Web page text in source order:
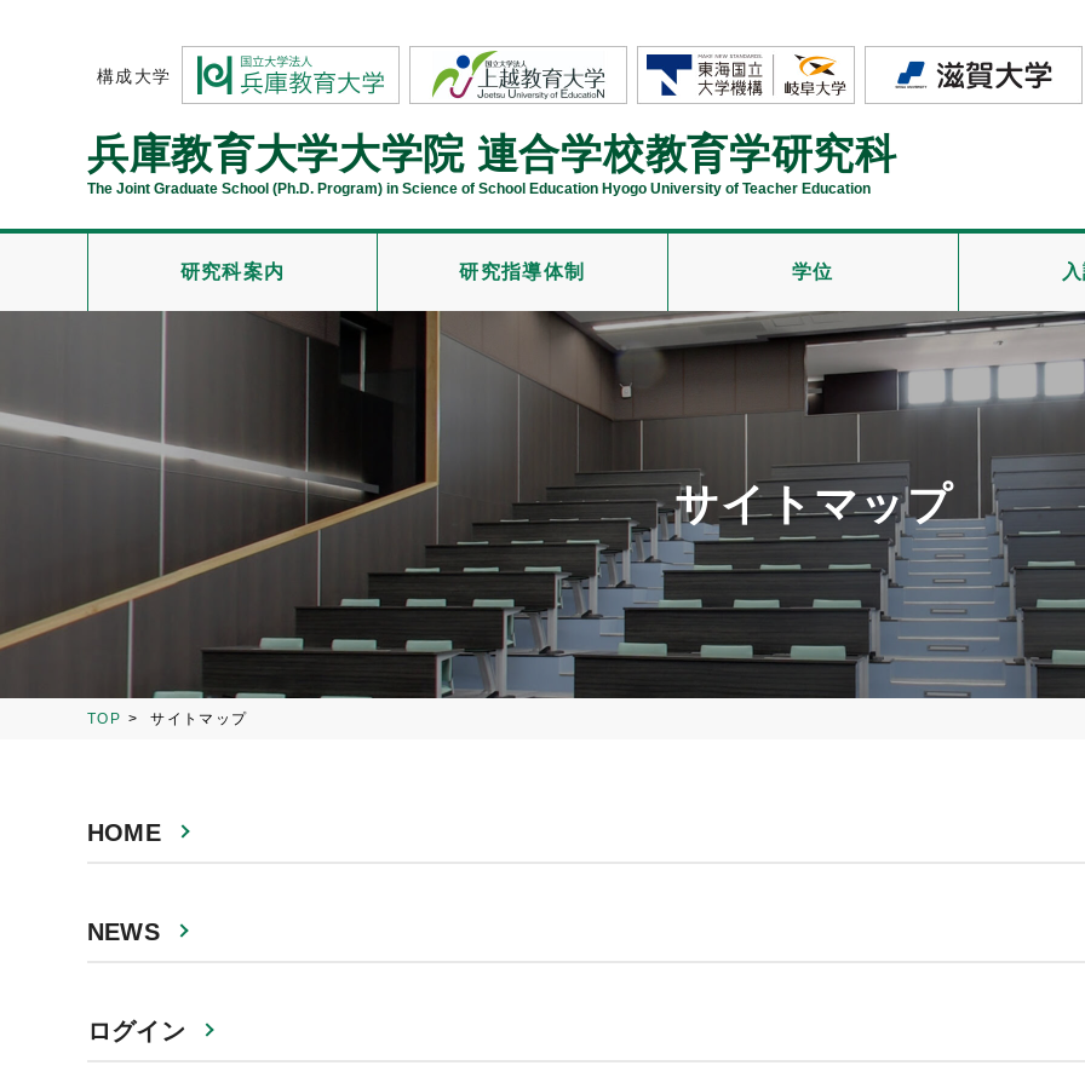
構成大学
兵庫教育大学大学院 連合学校教育学研究科
The Joint Graduate School (Ph.D. Program) in Science of School Education Hyogo University of Teacher Education
研究科案内 研究指導体制 学位
サイトマップ
TOP サイトマップ
HOME
NEWS
ログイン